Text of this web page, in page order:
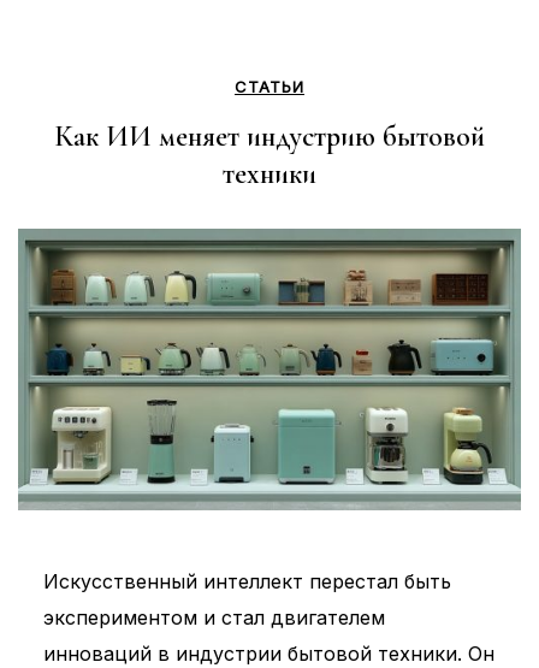
СТАТЬИ
Как ИИ меняет индустрию бытовой
техники
Искусственный интеллект перестал быть
экспериментом и стал двигателем
инноваций в индустрии бытовой техники. Он